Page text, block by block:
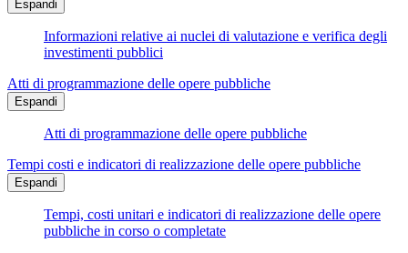
Espandi
Informazioni relative ai nuclei di valutazione e verifica degli
investimenti pubblici
Atti di programmazione delle opere pubbliche
Espandi
Atti di programmazione delle opere pubbliche
Tempi costi e indicatori di realizzazione delle opere pubbliche
Espandi
Tempi, costi unitari e indicatori di realizzazione delle opere
pubbliche in corso o completate